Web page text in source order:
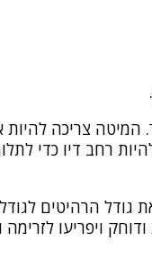
צריכה להיות
רחב דיו כדי
הרהיטים
ויפריעו